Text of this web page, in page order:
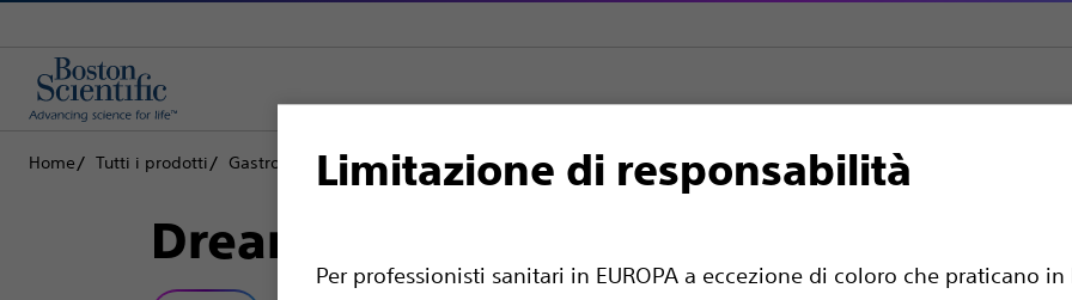
Limitazione di responsabilità
Per professionisti sanitari in EUROPA a eccezione di coloro che praticano
Home Tutti i prodotti Gastroenterologia Filiguida Dreamwire™ Filiguida ad alto rendimento
Dreamwire™ Filiguida ad alto